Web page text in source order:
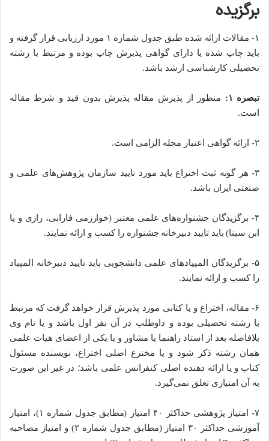
برگزیده
۱- مقالات ارائه شده طبق جدول شماره ۱ مورد ارزیابی قرار گرفته و
باید چاپ شده یا دارای گواهی پذیرش چاپ بوده و مرتبط با رشته
تحصیلی کارشناسی ارشد باشد.
تبصره ۱:
منظور از پذیرش مقاله پذیرش بدون قید و شرط مقاله
است.
۲- ارائه گواهی اعتبار مجله الزامی است.
۳- هر گونه ثبت اختراع باید مورد تایید سازمان پژوهش‌های علمی و
صنعتی ایران باشد.
۴- برگزیدگان جشنواره‌های علمی معتبر (خوارزمی فارابی، رازی و یا
ابن سینا) باید تایید دبیرخانه جشنواره را کسب و ارائه نمایند.
۵- برگزیدگان المپیادهای علمی دانشجویی باید تایید دبیرخانه المپیاد
را کسب و ارائه نمایند.
۶- مقاله، اختراع و یا کتابی مورد پذیرش قرار خواهد گرفت که مرتبط
با رشته تحصیلی بوده و داوطلب در آن نفر اول باشد و یا نام وی
بلافاصله بعد از استاد راهنما یا مشاور و یا یکی از اعضای هیات علمی
همان رشته ذکر شود و یا مخترع اصلی اختراع، نویسنده مسئول
کتاب و یا ارائه دهنده اصلی کنفرانس علمی باشد؛ در غیر این صورت
به آن امتیازی تعلق نمی‌گیرد.
۷- امتیاز پژوهشی حداکثر ۴٠ امتیاز (مطابق جدول شماره ۱)، امتیاز
آموزشی حداکثر ۳۰ امتیاز (مطابق جدول شماره ۲) و امتیاز مصاحبه